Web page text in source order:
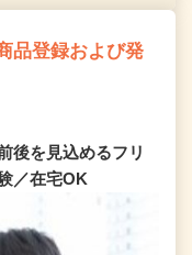
品登録および発
後を見込めるフリ
／在宅OK